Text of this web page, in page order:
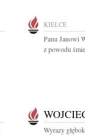
KIELCE
Panu Janowi
z powodu
Wyrazy